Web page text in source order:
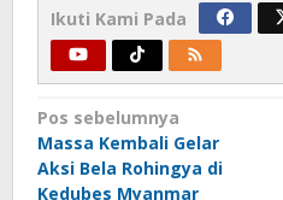
Ikuti Kami Pada
Navigasi
pos
Pos sebelumnya
Massa Kembali Gelar
Aksi Bela Rohingya di
Kedubes Myanmar